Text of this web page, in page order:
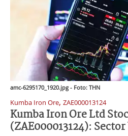
amc-6295170_1920.jpg - Foto: THN
Kumba Iron Ore, ZAE000013124
Kumba Iron Ore Ltd
(ZAE000013124):